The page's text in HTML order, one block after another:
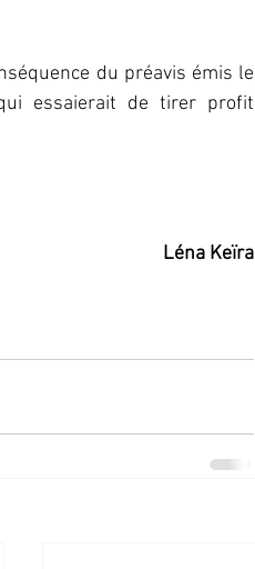
du préavis émis le
essaierait de tirer profit
Léna Keïra